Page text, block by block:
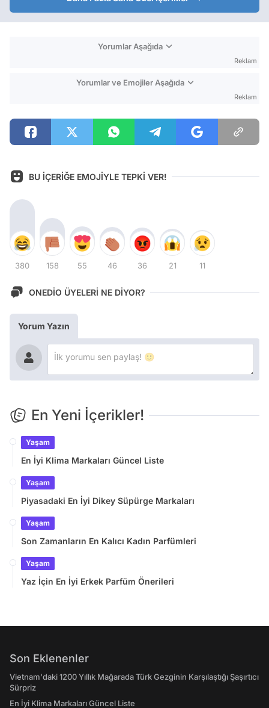
Yorumlar Aşağıda
Reklam
Yorumlar ve Emojiler Aşağıda
Reklam
BU İÇERİĞE EMOJİYLE TEPKİ VER!
380 158 55 46 36 21 11
ONEDİO ÜYELERİ NE DİYOR?
Yorum Yazın
En Yeni İçerikler!
Yaşam
En İyi Klima Markaları Güncel Liste
Yaşam
Piyasadaki En İyi Dikey Süpürge Markaları
Yaşam
Son Zamanların En Kalıcı Kadın Parfümleri
Yaşam
Yaz İçin En İyi Erkek Parfüm Önerileri
Son Eklenenler
Vietnam'daki 1200 Yıllık Mağarada Türk Gezginin Karşılaştığı Şaşırtıcı
Sürpriz
En İyi Klima Markaları Güncel Liste